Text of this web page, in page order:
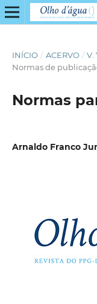
INÍCIO / ACERVO / V.
Normas de
Normas
Arnaldo Franco